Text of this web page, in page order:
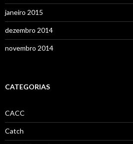
janeiro 2015
dezembro 2014
novembro 2014
CATEGORIAS
CACC
Catch